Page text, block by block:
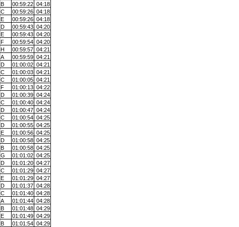
B 00:59:22 04:18
C 00:59:26 04:18
E 00:59:26 04:18
D 00:59:43 04:20
E 00:59:43 04:20
F 00:59:54 04:20
H 00:59:57 04:21
A 00:59:59 04:21
D 01:00:02 04:21
C 01:00:03 04:21
C 01:00:05 04:21
F 01:00:13 04:22
D 01:00:39 04:24
C 01:00:40 04:24
D 01:00:47 04:24
C 01:00:54 04:25
D 01:00:55 04:25
E 01:00:56 04:25
D 01:00:58 04:25
B 01:00:58 04:25
G 01:01:02 04:25
D 01:01:20 04:27
C 01:01:29 04:27
E 01:01:29 04:27
D 01:01:37 04:28
C 01:01:40 04:28
A 01:01:44 04:28
B 01:01:48 04:29
E 01:01:49 04:29
B 01:01:54 04:29